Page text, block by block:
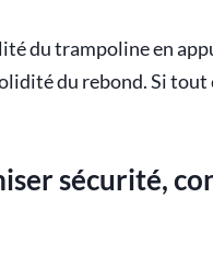
du trampoline en
du rebond. Si tout
sécurité,